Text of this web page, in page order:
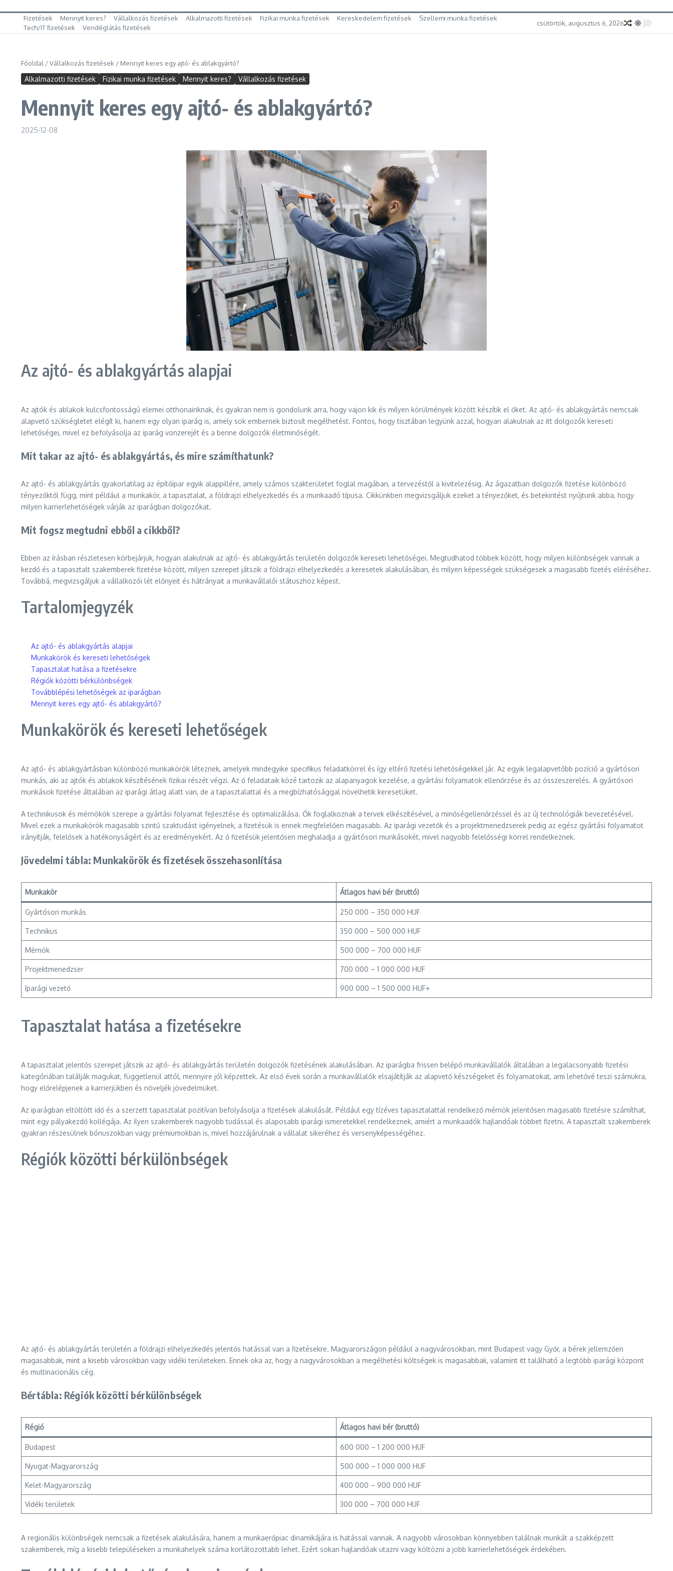
Fizetések Mennyit keres? Vállalkozás fizetések Alkalmazotti fizetések Fizikai munka fizetések Kereskedelem fizetések
Szellemi munka fizetések
Tech/IT fizetések
Vendéglátás fizetések
csütörtök, augusztus 6, 2026
Főoldal /Vállalkozás fizetések / Mennyit keres egy ajtó- és ablakgyártó?
Alkalmazotti fizetések Fizikai munka fizetések Mennyit keres? Vállalkozás fizetések
Mennyit keres egy ajtó- és ablakgyártó?
2025-12-08
Az ajtó- és ablakgyártás alapjai
Az ajtók és ablakok kulcsfontosságú elemei otthonainknak, és gyakran nem is gondolunk arra, hogy vajon kik és milyen körülmények között készítik el őket. Az ajtó- és ablakgyártás nemcsak
alapvető szükségletet elégít ki, hanem egy olyan iparág is, amely sok embernek biztosít megélhetést. Fontos, hogy tisztában legyünk azzal, hogyan alakulnak az itt dolgozók kereseti
lehetőségei, mivel ez befolyásolja az iparág vonzerejét és a benne dolgozók életminőségét.
Mit takar az ajtó- és ablakgyártás, és mire számíthatunk?
Az ajtó- és ablakgyártás gyakorlatilag az építőipar egyik alappillére, amely számos szakterületet foglal magában, a tervezéstől a kivitelezésig. Az ágazatban dolgozók fizetése különböző
tényezőktől függ, mint például a munkakör, a tapasztalat, a földrajzi elhelyezkedés és a munkaadó típusa. Cikkünkben megvizsgáljuk ezeket a tényezőket, és betekintést nyújtunk abba, hogy
milyen karrierlehetőségek várják az iparágban dolgozókat.
Mit fogsz megtudni ebből a cikkből?
Ebben az írásban részletesen körbejárjuk, hogyan alakulnak az ajtó- és ablakgyártás területén dolgozók kereseti lehetőségei. Megtudhatod többek között, hogy milyen különbségek vannak a
kezdő és a tapasztalt szakemberek fizetése között, milyen szerepet játszik a földrajzi elhelyezkedés a keresetek alakulásában, és milyen képességek szükségesek a magasabb fizetés eléréséhez.
Továbbá, megvizsgáljuk a vállalkozói lét előnyeit és hátrányait a munkavállalói státuszhoz képest.
Tartalomjegyzék
Az ajtó- és ablakgyártás alapjai
Munkakörök és kereseti lehetőségek
Tapasztalat hatása a fizetésekre
Régiók közötti bérkülönbségek
Továbblépési lehetőségek az iparágban
Mennyit keres egy ajtó- és ablakgyártó?
Munkakörök és kereseti lehetőségek
Az ajtó- és ablakgyártásban különböző munkakörök léteznek, amelyek mindegyike specifikus feladatkörrel és így eltérő fizetési lehetőségekkel jár. Az egyik legalapvetőbb pozíció a gyártósori
munkás, aki az ajtók és ablakok készítésének fizikai részét végzi. Az ő feladataik közé tartozik az alapanyagok kezelése, a gyártási folyamatok ellenőrzése és az összeszerelés. A gyártósori
munkások fizetése általában az iparági átlag alatt van, de a tapasztalattal és a megbízhatósággal növelhetik keresetüket.
A technikusok és mérnökök szerepe a gyártási folyamat fejlesztése és optimalizálása. Ők foglalkoznak a tervek elkészítésével, a minőségellenőrzéssel és az új technológiák bevezetésével.
Mivel ezek a munkakörök magasabb szintű szaktudást igényelnek, a fizetésük is ennek megfelelően magasabb. Az iparági vezetők és a projektmenedzserek pedig az egész gyártási folyamatot
irányítják, felelősek a hatékonyságért és az eredményekért. Az ő fizetésük jelentősen meghaladja a gyártósori munkásokét, mivel nagyobb felelősségi körrel rendelkeznek.
Jövedelmi tábla: Munkakörök és fizetések összehasonlítása
Munkakör Átlagos havi bér (bruttó)
Gyártósori munkás 250 000 – 350 000 HUF
Technikus 350 000 – 500 000 HUF
Mérnök 500 000 – 700 000 HUF
Projektmenedzser 700 000 – 1 000 000 HUF
Iparági vezető 900 000 – 1 500 000 HUF+
Tapasztalat hatása a fizetésekre
A tapasztalat jelentős szerepet játszik az ajtó- és ablakgyártás területén dolgozók fizetésének alakulásában. Az iparágba frissen belépő munkavállalók általában a legalacsonyabb fizetési
kategóriában találják magukat, függetlenül attól, mennyire jól képzettek. Az első évek során a munkavállalók elsajátítják az alapvető készségeket és folyamatokat, ami lehetővé teszi számukra,
hogy előrelépjenek a karrierjükben és növeljék jövedelmüket.
Az iparágban eltöltött idő és a szerzett tapasztalat pozitívan befolyásolja a fizetések alakulását. Például egy tízéves tapasztalattal rendelkező mérnök jelentősen magasabb fizetésre számíthat,
mint egy pályakezdő kollégája. Az ilyen szakemberek nagyobb tudással és alaposabb iparági ismeretekkel rendelkeznek, amiért a munkaadók hajlandóak többet fizetni. A tapasztalt szakemberek
gyakran részesülnek bónuszokban vagy prémiumokban is, mivel hozzájárulnak a vállalat sikeréhez és versenyképességéhez.
Régiók közötti bérkülönbségek
Az ajtó- és ablakgyártás területén a földrajzi elhelyezkedés jelentős hatással van a fizetésekre. Magyarországon például a nagyvárosokban, mint Budapest vagy Győr, a bérek jellemzően
magasabbak, mint a kisebb városokban vagy vidéki területeken. Ennek oka az, hogy a nagyvárosokban a megélhetési költségek is magasabbak, valamint itt található a legtöbb iparági központ
és multinacionális cég.
Bértábla: Régiók közötti bérkülönbségek
Régió Átlagos havi bér (bruttó)
Budapest 600 000 – 1 200 000 HUF
Nyugat-Magyarország 500 000 – 1 000 000 HUF
Kelet-Magyarország 400 000 – 900 000 HUF
Vidéki területek 300 000 – 700 000 HUF
A regionális különbségek nemcsak a fizetések alakulására, hanem a munkaerőpiac dinamikájára is hatással vannak. A nagyobb városokban könnyebben találnak munkát a szakképzett
szakemberek, míg a kisebb településeken a munkahelyek száma korlátozottabb lehet. Ezért sokan hajlandóak utazni vagy költözni a jobb karrierlehetőségek érdekében.